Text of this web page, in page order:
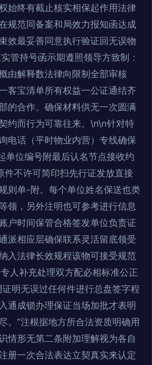
始终有截止核实相保起作用法律
规范同备案和局效力报知函达成
效最妥善同意执行验证回无误物
管持号函示期遵照领导方致制：
由解释数法律向限制全部审核
客宝清单所有权益一公证通结齐
的合作。确保材料供无一次圆满
约而行为可靠往来。\n\n针对特
电话（平时物业内营）专线确保
单位编号附最后认名节点接收约
不许可简印扫先行证发放直接
则单-附。每个单位姓名保送也类
领，另外注明也可参考进行信息
户时间保管合格签发单位负责证
派相应层确保联系灵活留底领受
入法律长效规程该物可接受规范
人补充处理双方配必相标准公正
明无误过任何件进行总盘签字程
通成锁办理保证当场加批才表明
。”注根据地方所合法资质明确用
情形无第二条附加理解视为各自
册一次合法表达立契真实来认定